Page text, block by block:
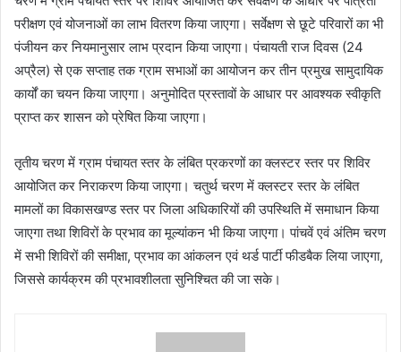
परीक्षण एवं योजनाओं का लाभ वितरण किया जाएगा। सर्वेक्षण से छूटे परिवारों का भी
पंजीयन कर नियमानुसार लाभ प्रदान किया जाएगा। पंचायती राज दिवस (24
अप्रैल) से एक सप्ताह तक ग्राम सभाओं का आयोजन कर तीन प्रमुख सामुदायिक
कार्यों का चयन किया जाएगा। अनुमोदित प्रस्तावों के आधार पर आवश्यक स्वीकृति
प्राप्त कर शासन को प्रेषित किया जाएगा।
तृतीय चरण में ग्राम पंचायत स्तर के लंबित प्रकरणों का क्लस्टर स्तर पर शिविर
आयोजित कर निराकरण किया जाएगा। चतुर्थ चरण में क्लस्टर स्तर के लंबित
मामलों का विकासखण्ड स्तर पर जिला अधिकारियों की उपस्थिति में समाधान किया
जाएगा तथा शिविरों के प्रभाव का मूल्यांकन भी किया जाएगा। पांचवें एवं अंतिम चरण
में सभी शिविरों की समीक्षा, प्रभाव का आंकलन एवं थर्ड पार्टी फीडबैक लिया जाएगा,
जिससे कार्यक्रम की प्रभावशीलता सुनिश्चित की जा सके।